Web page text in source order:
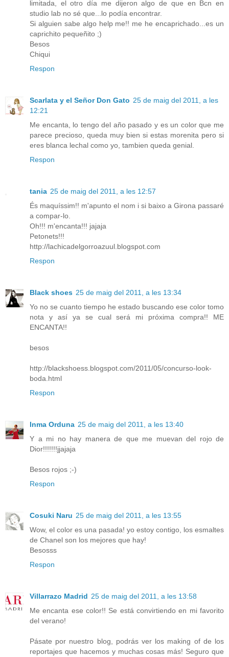
limitada, el otro día me dijeron algo de que en Bcn en
studio lab no sé que...lo podía encontrar.
Si alguien sabe algo help me!! me he encaprichado...es un
caprichito pequeñito ;)
Besos
Chiqui
Respon
Scarlata y el Señor Don Gato 25 de maig del 2011, a les
12:21
Me encanta, lo tengo del año pasado y es un color que me
parece precioso, queda muy bien si estas morenita pero si
eres blanca lechal como yo, tambien queda genial.
Respon
tania 25 de maig del 2011, a les 12:57
És maquíssim!! m'apunto el nom i si baixo a Girona passaré
a compar-lo.
Oh!!! m'encanta!!! jajaja
Petonets!!!
http://lachicadelgorroazuul.blogspot.com
Respon
Black shoes 25 de maig del 2011, a les 13:34
Yo no se cuanto tiempo he estado buscando ese color tomo
nota y así ya se cual será mi próxima compra!! ME
ENCANTA!!
besos
http://blackshoess.blogspot.com/2011/05/concurso-look-
boda.html
Respon
Inma Orduna 25 de maig del 2011, a les 13:40
Y a mi no hay manera de que me muevan del rojo de
Dior!!!!!!!jjajaja
Besos rojos ;-)
Respon
Cosuki Naru 25 de maig del 2011, a les 13:55
Wow, el color es una pasada! yo estoy contigo, los esmaltes
de Chanel son los mejores que hay!
Besosss
Respon
Villarrazo Madrid 25 de maig del 2011, a les 13:58
Me encanta ese color!! Se está convirtiendo en mi favorito
del verano!
Pásate por nuestro blog, podrás ver los making of de los
reportajes que hacemos y muchas cosas más! Seguro que